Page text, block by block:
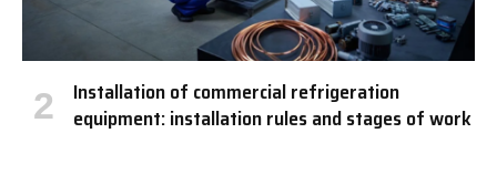
Installation of commercial refrigeration
equipment: installation rules and stages of work